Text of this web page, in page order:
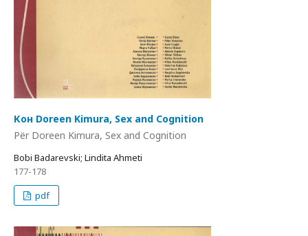
Кон Doreen Kimura, Sex and Cognition
Për Doreen Kimura, Sex and Cognition
Bobi Badarevski; Lindita Ahmeti
177-178
pdf